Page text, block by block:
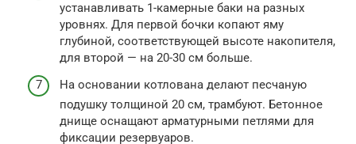
устанавливать 1-камерные баки на разных
уровнях. Для первой бочки копают яму
глубиной, соответствующей высоте накопителя,
для второй — на 20-30 см больше.
На основании котлована делают песчаную
подушку толщиной 20 см, трамбуют. Бетонное
днище оснащают арматурными петлями для
фиксации резервуаров.